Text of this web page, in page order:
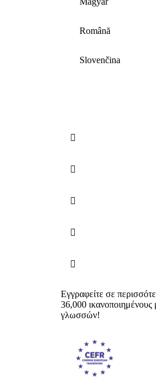
Română
Slovenčina





Εγγραφείτε σε
36,000 ικανοποιημένους
γλωσσών!